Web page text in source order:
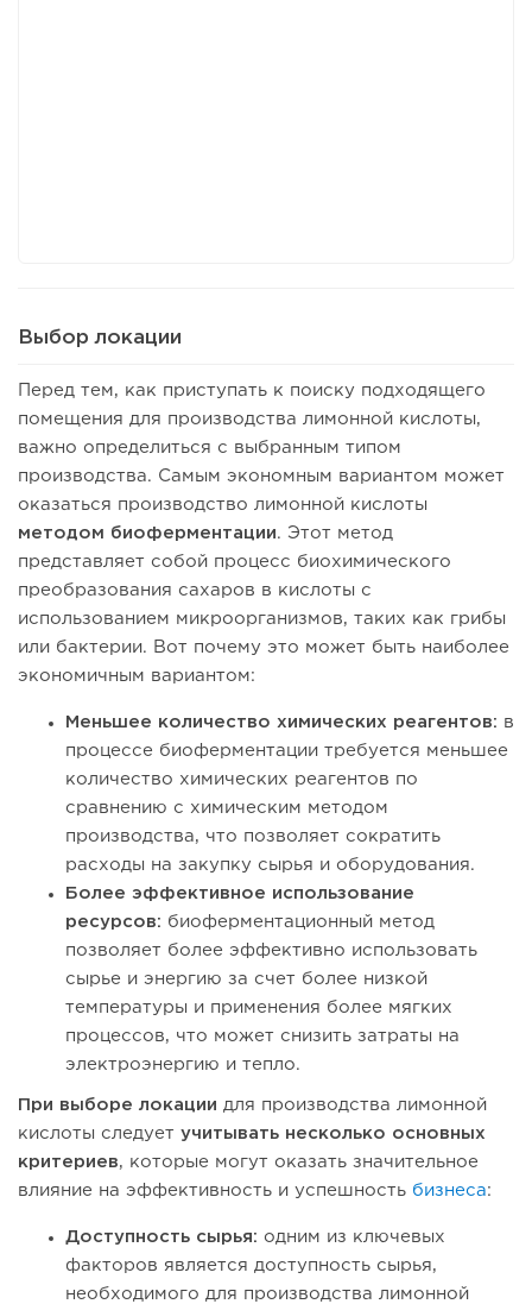
Выбор локации
Перед тем, как приступать к поиску подходящего
помещения для производства лимонной кислоты,
важно определиться с выбранным типом
производства. Самым экономным вариантом может
оказаться производство лимонной кислоты
методом биоферментации. Этот метод
представляет собой процесс биохимического
преобразования сахаров в кислоты с
использованием микроорганизмов, таких как грибы
или бактерии. Вот почему это может быть наиболее
экономичным вариантом:
Меньшее количество химических реагентов: в
процессе биоферментации требуется меньшее
количество химических реагентов по
сравнению с химическим методом
производства, что позволяет сократить
расходы на закупку сырья и оборудования.
Более эффективное использование
ресурсов: биоферментационный метод
позволяет более эффективно использовать
сырье и энергию за счет более низкой
температуры и применения более мягких
процессов, что может снизить затраты на
электроэнергию и тепло.
При выборе локации для производства лимонной
кислоты следует учитывать несколько основных
критериев, которые могут оказать значительное
влияние на эффективность и успешность бизнеса:
Доступность сырья: одним из ключевых
факторов является доступность сырья,
необходимого для производства лимонной